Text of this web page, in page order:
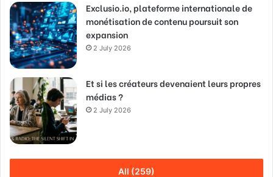
Exclusio.io, plateforme internationale de
monétisation de contenu poursuit son
expansion
2 July 2026
Et si les créateurs devenaient leurs propres
médias ?
2 July 2026
All (259)